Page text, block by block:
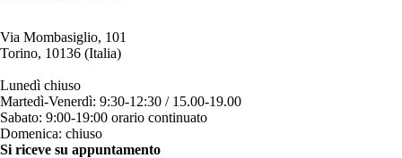
Via Mombasiglio, 101
Torino, 10136 (Italia)
Lunedì chiuso
Martedì-Venerdì: 9:30-12:30 / 15.00-19.00
Sabato: 9:00-19:00 orario continuato
Domenica: chiuso
Si riceve su appuntamento